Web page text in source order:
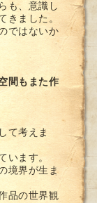
も、意識し
きました。
ではないか
間もまた作
て考えま
います。
境界が生ま
品の世界観